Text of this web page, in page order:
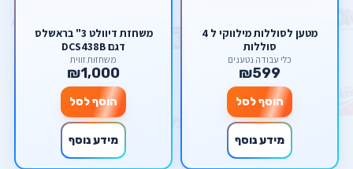
מטען לסוללות מילווקי ל 4
סוללות
כלי עבודה נטענים
₪599
הוסף לסל
מידע נוסף
משחזת דיוולט 3" בראשלס
דגם DCS438B
משחזות זווית
₪1,000
הוסף לסל
מידע נוסף